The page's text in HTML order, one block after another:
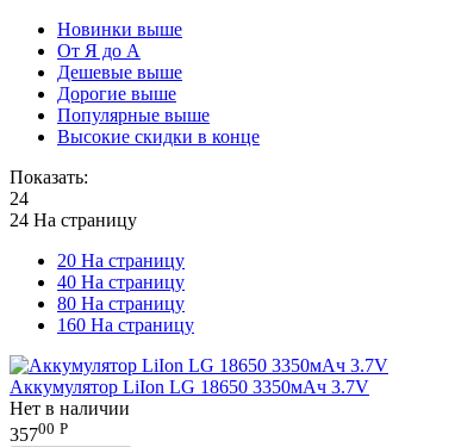
Новинки выше
От Я до А
Дешевые выше
Дорогие выше
Популярные выше
Высокие скидки в конце
Показать:
24
24 На страницу
20 На страницу
40 На страницу
80 На страницу
160 На страницу
Аккумулятор LiIon LG 18650 3350мАч 3.7V
Нет в наличии
35700 Р